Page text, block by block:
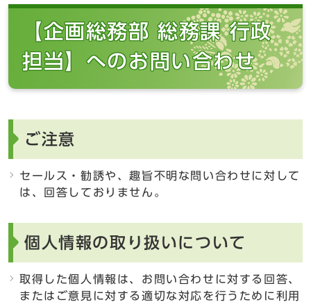
【企画総務部 総務課 行政
担当】へのお問い合わせ
ご注意
セールス・勧誘や、趣旨不明な問い合わせに対して
は、回答しておりません。
個人情報の取り扱いについて
取得した個人情報は、お問い合わせに対する回答、
またはご意見に対する適切な対応を行うために利用